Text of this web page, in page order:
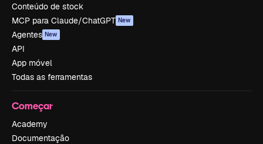
Conteúdo de stock
MCP para Claude/ChatGPT New
Agentes New
API
App móvel
Todas as ferramentas
Começar
Academy
Documentação